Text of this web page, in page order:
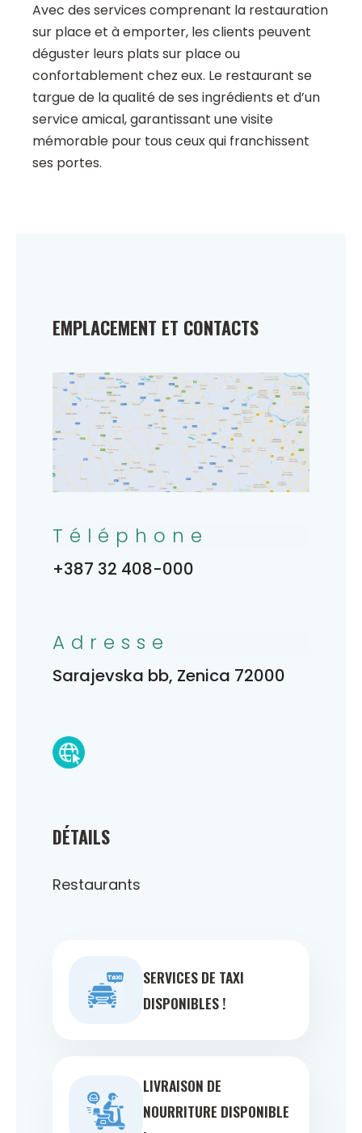
Avec des services comprenant la restauration
sur place et à emporter, les clients peuvent
déguster leurs plats sur place ou
confortablement chez eux. Le restaurant se
targue de la qualité de ses ingrédients et d’un
service amical, garantissant une visite
mémorable pour tous ceux qui franchissent
ses portes.
DÉTAILS
Restaurants
SERVICES DE TAXI
DISPONIBLES !
LIVRAISON DE
NOURRITURE DISPONIBLE
EMPLACEMENT ET CONTACTS
Téléphone
+387 32 408-000
Adresse
Sarajevska bb, Zenica 72000